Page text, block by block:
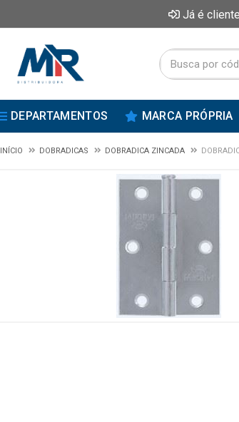
Já é
DEPARTAMENTOS MARCA PRÓPRIA
INÍCIO DOBRADICAS DOBRADICA ZINCADA